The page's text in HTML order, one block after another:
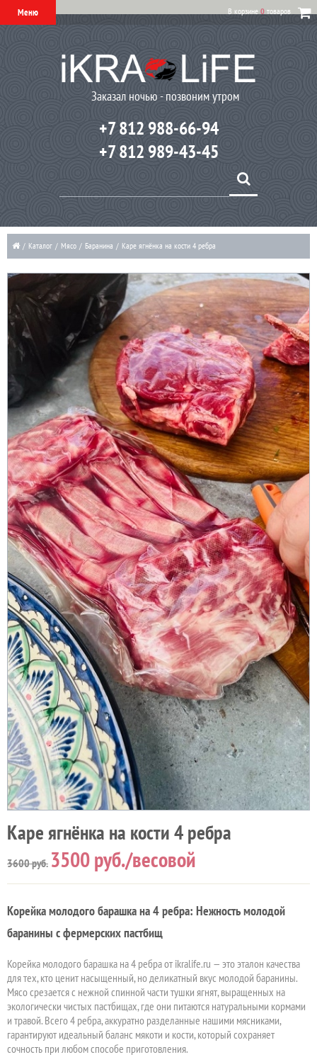
Меню В корзине 0 товаров
Заказал ночью - позвоним утром
+7 812 988-66-94
+7 812 989-43-45
/ Каталог / Мясо / Баранина / Каре ягнёнка на кости 4 ребра
Каре ягнёнка на кости 4 ребра
3600руб. 3500руб./весовой
Корейка молодого барашка на 4 ребра: Нежность молодой
баранины с фермерских пастбищ
Корейка молодого барашка на 4 ребра от ikralife.ru — это эталон качества
для тех, кто ценит насыщенный, но деликатный вкус молодой баранины.
Мясо срезается с нежной спинной части тушки ягнят, выращенных на
экологически чистых пастбищах, где они питаются натуральными кормами
и травой. Всего 4 ребра, аккуратно разделанные нашими мясниками,
гарантируют идеальный баланс мякоти и кости, который сохраняет
сочность при любом способе приготовления.